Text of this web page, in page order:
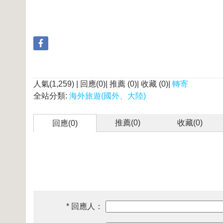
人氣(1,259) | 回應(0)| 推薦 (0)| 收藏 (0)| 轉寄
全站分類: 海外旅遊(國外、大陸)
回應(0) 推薦(0) 收藏(0)
* 回應人：